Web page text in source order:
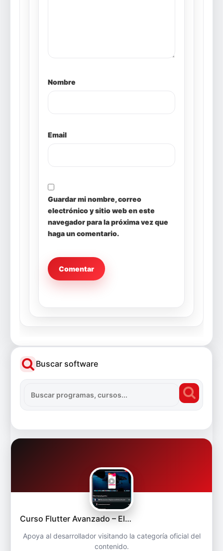
Nombre
Email
Guardar mi nombre, correo
electrónico y sitio web en este
navegador para la próxima vez que
haga un comentario.
Buscar software
Curso Flutter Avanzado – El…
Apoya al desarrollador visitando la categoría oficial del
contenido.